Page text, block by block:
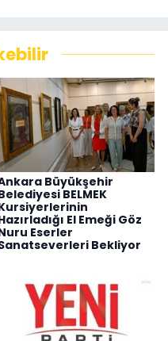
Büyükşehir
BELMEK
El Emeği Göz
Eserler
Bekliyor